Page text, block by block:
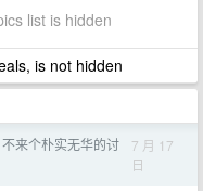
list is hidden
is not hidden
来个朴实无华的讨
7 月 17
日